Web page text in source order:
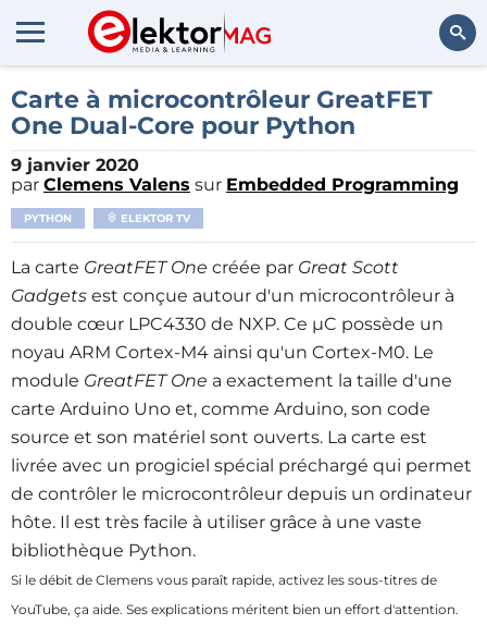
Rechercher
Carte à microcontrôleur GreatFET
One Dual-Core pour Python
9 janvier 2020
par Clemens Valens sur Embedded Programming
PYTHON ELEKTOR TV
La carte GreatFET One créée par Great Scott
Gadgets est conçue autour d'un microcontrôleur à
double cœur LPC4330 de NXP. Ce µC possède un
noyau ARM Cortex-M4 ainsi qu'un Cortex-M0. Le
module GreatFET One a exactement la taille d'une
carte Arduino Uno et, comme Arduino, son code
source et son matériel sont ouverts. La carte est
livrée avec un progiciel spécial préchargé qui permet
de contrôler le microcontrôleur depuis un ordinateur
hôte. Il est très facile à utiliser grâce à une vaste
bibliothèque Python.
Si le débit de Clemens vous paraît rapide, activez les sous-titres de
YouTube, ça aide. Ses explications méritent bien un effort d'attention.